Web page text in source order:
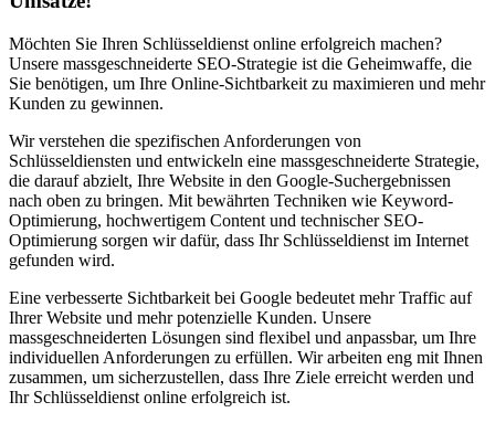
Möchten Sie Ihren Schlüsseldienst online erfolgreich machen?
Unsere massgeschneiderte SEO-Strategie ist die Geheimwaffe, die
Sie benötigen, um Ihre Online-Sichtbarkeit zu maximieren und mehr
Kunden zu gewinnen.
Wir verstehen die spezifischen Anforderungen von
Schlüsseldiensten und entwickeln eine massgeschneiderte Strategie,
die darauf abzielt, Ihre Website in den Google-Suchergebnissen
nach oben zu bringen. Mit bewährten Techniken wie Keyword-
Optimierung, hochwertigem Content und technischer SEO-
Optimierung sorgen wir dafür, dass Ihr Schlüsseldienst im Internet
gefunden wird.
Eine verbesserte Sichtbarkeit bei Google bedeutet mehr Traffic auf
Ihrer Website und mehr potenzielle Kunden. Unsere
massgeschneiderten Lösungen sind flexibel und anpassbar, um Ihre
individuellen Anforderungen zu erfüllen. Wir arbeiten eng mit Ihnen
zusammen, um sicherzustellen, dass Ihre Ziele erreicht werden und
Ihr Schlüsseldienst online erfolgreich ist.